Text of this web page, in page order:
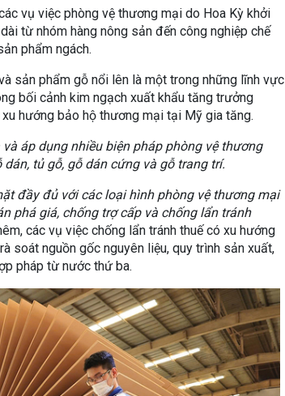
vụ việc phòng vệ thương mại do Hoa Kỳ khởi
từ nhóm hàng nông sản đến công nghiệp chế
phẩm ngách.
sản phẩm gỗ nổi lên là một trong những lĩnh vực
bối cảnh kim ngạch xuất khẩu tăng trưởng
hướng bảo hộ thương mại tại Mỹ gia tăng.
áp dụng nhiều biện pháp phòng vệ thương
tủ gỗ, gỗ dán cứng và gỗ trang trí.
đầy đủ với các loại hình phòng vệ thương mại
phá giá, chống trợ cấp và chống lẩn tránh
các vụ việc chống lẩn tránh thuế có xu hướng
soát nguồn gốc nguyên liệu, quy trình sản xuất,
pháp từ nước thứ ba.